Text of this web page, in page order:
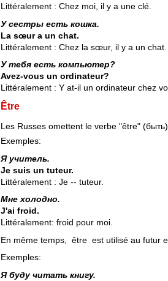
Littéralement : Chez moi, il y a une clé.
У сестры есть кошка.
La sœur a un chat.
Littéralement : Chez la sœur, il y a un chat.
У тебя есть компьютер?
Avez-vous un ordinateur?
Littéralement : Y at-il un ordinateur chez
Être
Les Russes omettent le verbe "être"
Exemples:
Я учитель.
Je suis un tuteur.
Littéralement : Je -- tuteur.
Мне холодно.
J'ai froid.
Littéralement: froid pour moi.
En même temps, être est utilisé au futur
Exemples:
Я буду читать книгу.